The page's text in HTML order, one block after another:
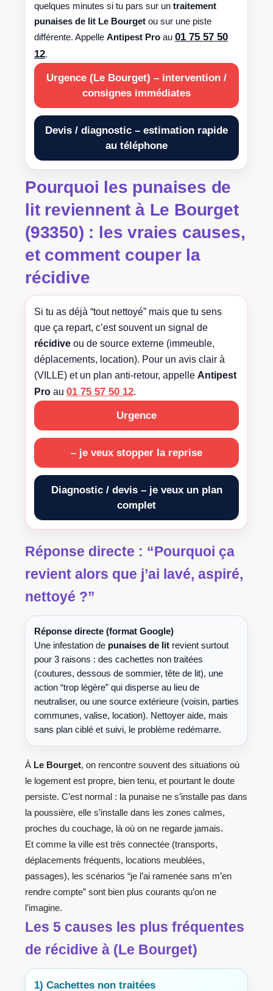
quelques minutes si tu pars sur un traitement
punaises de lit Le Bourget ou sur une piste
différente. Appelle Antipest Pro au 01 75 57 50
12.
Urgence (Le Bourget) – intervention /
consignes immédiates
Devis / diagnostic – estimation rapide
au téléphone
Pourquoi les punaises de
litreviennent à Le Bourget
(93350) : les vraies causes,
et comment couper la
récidive
Si tu as déjà “tout nettoyé” mais que tu sens
que ça repart, c’est souvent un signal de
récidive ou de source externe (immeuble,
déplacements, location). Pour un avis clair à
(VILLE) et un plan anti-retour, appelle Antipest
Pro au 01 75 57 50 12.
Urgence
– je veux stopper la reprise
Diagnostic / devis – je veux un plan
complet
Réponse directe : “Pourquoi ça
revient alors que j’ai lavé, aspiré,
nettoyé ?”
Réponse directe (format Google)
Une infestation de punaises de lit revient surtout
pour 3 raisons : des cachettes non traitées
(coutures, dessous de sommier, tête de lit), une
action “trop légère” qui disperse au lieu de
neutraliser, ou une source extérieure (voisin, parties
communes, valise, location). Nettoyer aide, mais
sans plan ciblé et suivi, le problème redémarre.
À Le Bourget, on rencontre souvent des situations où
le logement est propre, bien tenu, et pourtant le doute
persiste. C’est normal : la punaise ne s’installe pas dans
la poussière, elle s’installe dans les zones calmes,
proches du couchage, là où on ne regarde jamais.
Et comme la ville est très connectée (transports,
déplacements fréquents, locations meublées,
passages), les scénarios “je l’ai ramenée sans m’en
rendre compte” sont bien plus courants qu’on ne
l’imagine.
Les 5 causes les plus fréquentes
de récidive à (Le Bourget)
1) Cachettes non traitées